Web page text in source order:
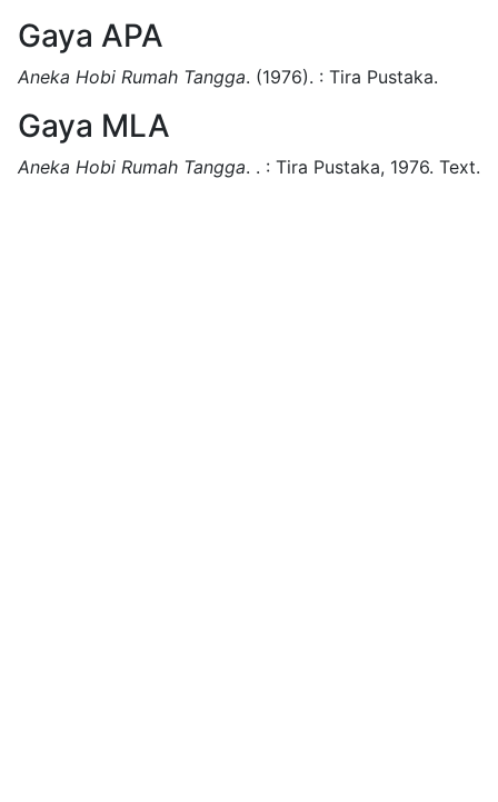
Gaya APA
Aneka Hobi Rumah Tangga. (1976). : Tira Pustaka.
Gaya MLA
Aneka Hobi Rumah Tangga. . : Tira Pustaka, 1976. Text.